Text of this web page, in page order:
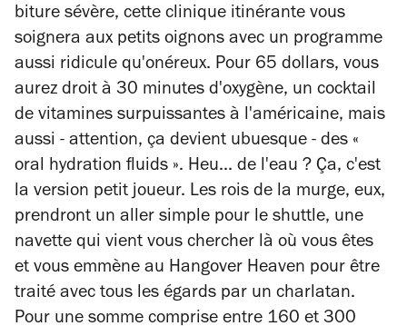
biture sévère, cette clinique itinérante vous
soignera aux petits oignons avec un programme
aussi ridicule qu'onéreux. Pour 65 dollars, vous
aurez droit à 30 minutes d'oxygène, un cocktail
de vitamines surpuissantes à l'américaine, mais
aussi - attention, ça devient ubuesque - des «
oral hydration fluids ». Heu... de l'eau ? Ça, c'est
la version petit joueur. Les rois de la murge, eux,
prendront un aller simple pour le shuttle, une
navette qui vient vous chercher là où vous êtes
et vous emmène au Hangover Heaven pour être
traité avec tous les égards par un charlatan.
Pour une somme comprise entre 160 et 300